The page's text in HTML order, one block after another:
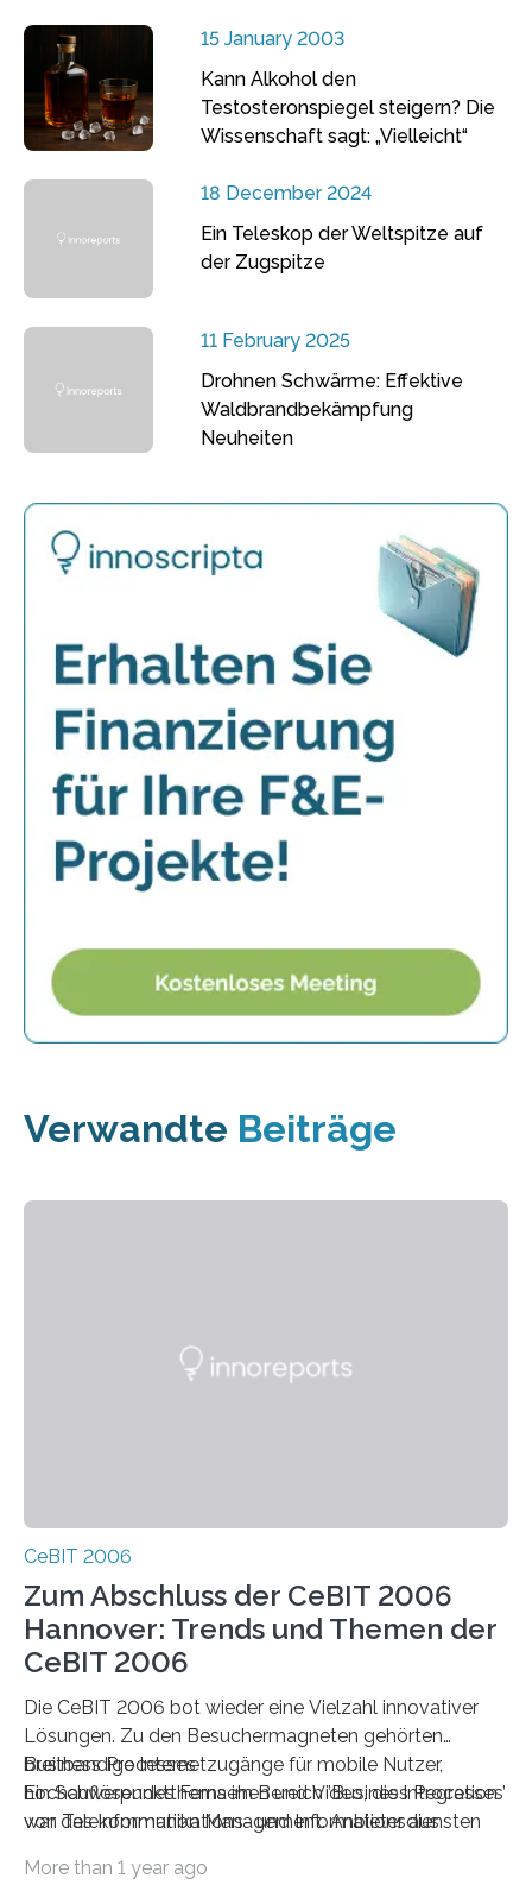
15 January 2003
Kann Alkohol den
Testosteronspiegel steigern? Die
Wissenschaft sagt: „Vielleicht“
18 December 2024
Ein Teleskop der Weltspitze auf
der Zugspitze
11 February 2025
Drohnen Schwärme: Effektive
Waldbrandbekämpfung
Neuheiten
Verwandte Beiträge
CeBIT 2006
Zum Abschluss der CeBIT 2006
Hannover: Trends und Themen der
CeBIT 2006
Die CeBIT 2006 bot wieder eine Vielzahl innovativer
Lösungen. Zu den Besuchermagneten gehörten
breitbandige Internetzugänge für mobile Nutzer,
hochauflösendes Fernsehen und Video, die Integration
von Telekommunikations- und Informationsdiensten
Services und Produkte im Bereich der IT-Sicherheit.
Business Processes
Ein Schwerpunktthema im Bereich ’Business Processes’
war das Information Management. Anbieter aus
More than 1 year ago